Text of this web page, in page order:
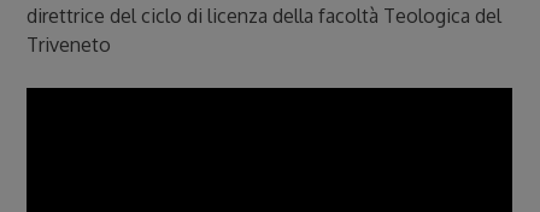
direttrice del ciclo di licenza della facoltà Teologica del
Triveneto